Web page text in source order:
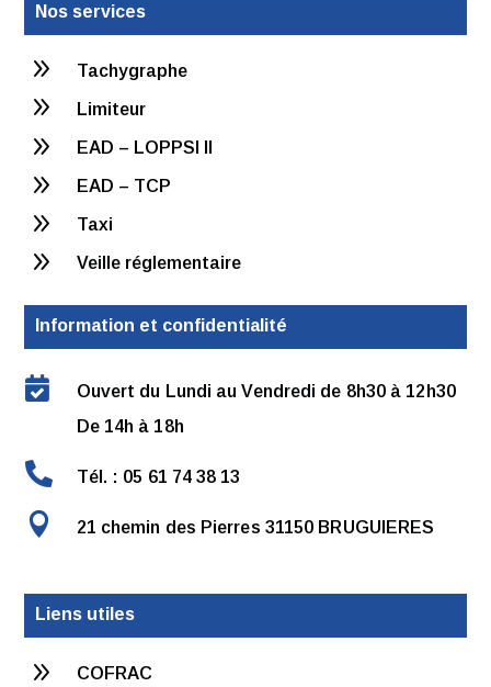
Nos services
9 Tachygraphe
9 Limiteur
9 EAD – LOPPSI II
9 EAD – TCP
9 Taxi
9 Veille réglementaire
Information et confidentialité

Ouvert du Lundi au Vendredi de 8h30 à 12h30
De 14h à 18h
 Tél. : 05 61 74 38 13
 21 chemin des Pierres 31150 BRUGUIERES
Liens utiles
9 COFRAC